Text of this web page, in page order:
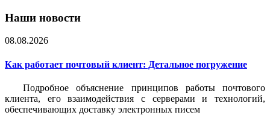
Наши новости
08.08.2026
Как работает почтовый клиент: Детальное погружение
Подробное объяснение принципов работы почтового
клиента, его взаимодействия с серверами и технологий,
обеспечивающих доставку электронных писем